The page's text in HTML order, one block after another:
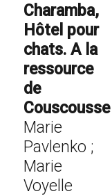
Charamba,
Hôtel pour
chats. A la
ressource
de
Couscousse
Marie
Pavlenko ;
Marie
Voyelle